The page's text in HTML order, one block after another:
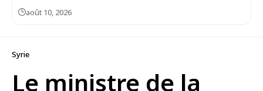
août 10, 2026
Syrie
Le ministre de la